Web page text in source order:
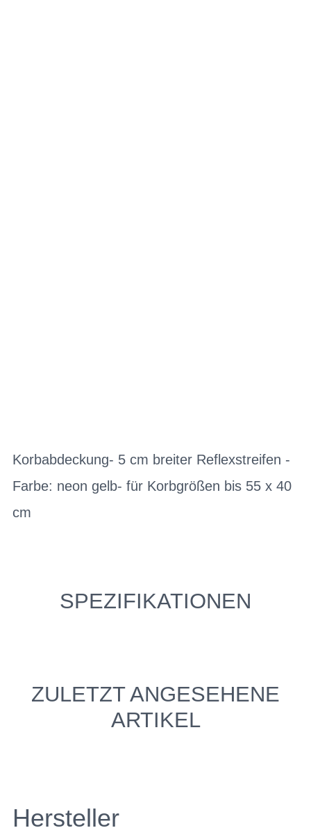
Korbabdeckung- 5 cm breiter Reflexstreifen -
Farbe: neon gelb- für Korbgrößen bis 55 x 40
cm
SPEZIFIKATIONEN
ZULETZT ANGESEHENE
ARTIKEL
Hersteller